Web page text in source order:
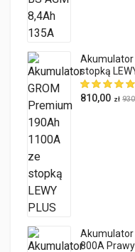
Akumulator
stopką
810,00 zł
Akumulator
800A